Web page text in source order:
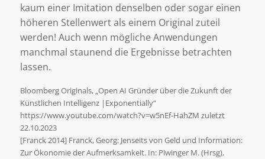
kaum einer Imitation denselben oder sogar einen
höheren Stellenwert als einem Original zuteil
werden! Auch wenn mögliche Anwendungen
manchmal staunend die Ergebnisse betrachten
lassen.
Bloomberg Originals, „Open AI Gründer über die Zukunft der
Künstlichen Intelligenz |Exponentially“
https://www.youtube.com/watch?v=w5nEf-HahZM zuletzt
22.10.2023
[Franck 2014] Franck, Georg: Jenseits von Geld und Information:
Zur Ökonomie der Aufmerksamkeit. In: Piwinger M. (Hrsg),